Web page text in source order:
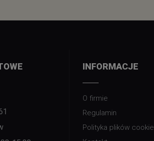
INFORMACJE
O firmie
Regulamin
Polityka plików cookie